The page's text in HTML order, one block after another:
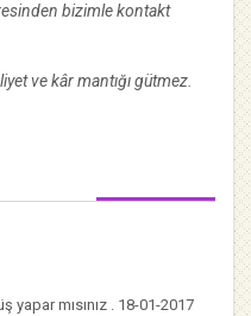
bizimle kontakt
ve kâr mantığı gütmez.
mısınız . 18-01-2017